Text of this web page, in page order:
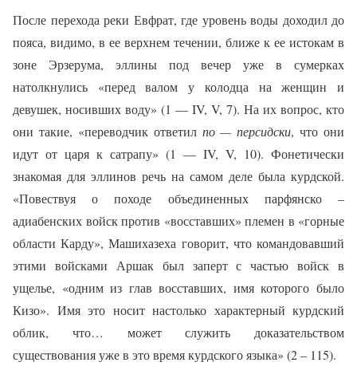
После перехода реки Евфрат, где уровень воды доходил до
пояса, видимо, в ее верхнем течении, ближе к ее истокам в
зоне Эрзерума, эллины под вечер уже в сумерках
натолкнулись «перед валом у колодца на женщин и
девушек, носивших воду» (1 — IV, V, 7). На их вопрос, кто
они такие, «переводчик ответил по — персидски, что они
идут от царя к сатрапу» (1 — IV, V, 10). Фонетически
знакомая для эллинов речь на самом деле была курдской.
«Повествуя о походе объединенных парфянско –
адиабенских войск против «восставших» племен в «горные
области Карду», Машихазеха говорит, что командовавший
этими войсками Аршак был заперт с частью войск в
ущелье, «одним из глав восставших, имя которого было
Кизо». Имя это носит настолько характерный курдский
облик, что… может служить доказательством
существования уже в это время курдского языка» (2 – 115).